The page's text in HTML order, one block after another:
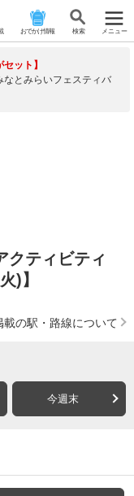
おでかけ情報 検 索 メニュー
ット】
とみらいフェスティバ
クティビティ
)】
の駅・路線について
今週末